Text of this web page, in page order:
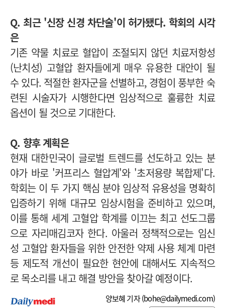
Q. 최근 '신장 신경 차단술'이 허가됐다. 학회의 시각
은
기존 약물 치료로 혈압이 조절되지 않던 치료저항성
(난치성) 고혈압 환자들에게 매우 유용한 대안이 될
수 있다. 적절한 환자군을 선별하고, 경험이 풍부한 숙
련된 시술자가 시행한다면 임상적으로 훌륭한 치료
옵션이 될 것으로 기대한다.
Q. 향후 계획은
현재 대한민국이 글로벌 트렌드를 선도하고 있는 분
야가 바로 '커프리스 혈압계'와 '초저용량 복합제'다.
학회는 이 두 가지 핵심 분야 임상적 유용성을 명확히
입증하기 위해 대규모 임상시험을 준비하고 있으며,
이를 통해 세계 고혈압 학계를 이끄는 최고 선도그룹
으로 자리매김코자 한다. 아울러 정책적으로는 임신
성 고혈압 환자들을 위한 안전한 약제 사용 체계 마련
등 제도적 개선이 필요한 현안에 대해서도 지속적으
로 목소리를 내고 해결 방안을 찾아갈 예정이다.
양보혜 기자 (bohe@dailymedi.com)